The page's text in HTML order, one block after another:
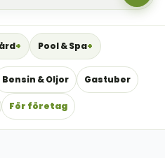
Pool & Spa
Bensin & Oljor Gastuber
För företag